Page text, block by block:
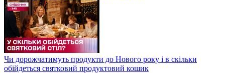
Чи дорожчатимуть продукти до Нового року і в скільки
обійдеться святковий продуктовий кошик